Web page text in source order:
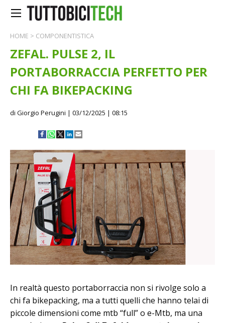
HOME > COMPONENTISTICA
ZEFAL. PULSE 2, IL
PORTABORRACCIA PERFETTO PER
CHI FA BIKEPACKING
di Giorgio Perugini | 03/12/2025 | 08:15
In realtà questo portaborraccia non si rivolge solo a
chi fa bikepacking, ma a tutti quelli che hanno telai di
piccole dimensioni come mtb “full” o e-Mtb, ma una